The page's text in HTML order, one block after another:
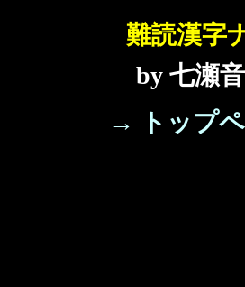
難読漢字
by 七瀬
→ トップ